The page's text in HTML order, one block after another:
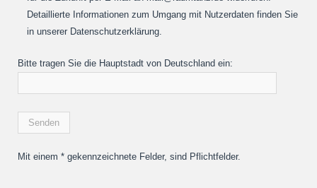
Detaillierte Informationen zum Umgang mit Nutzerdaten finden Sie
in unserer Datenschutzerklärung.
Bitte tragen Sie die Hauptstadt von Deutschland ein:
Mit einem * gekennzeichnete Felder, sind Pflichtfelder.